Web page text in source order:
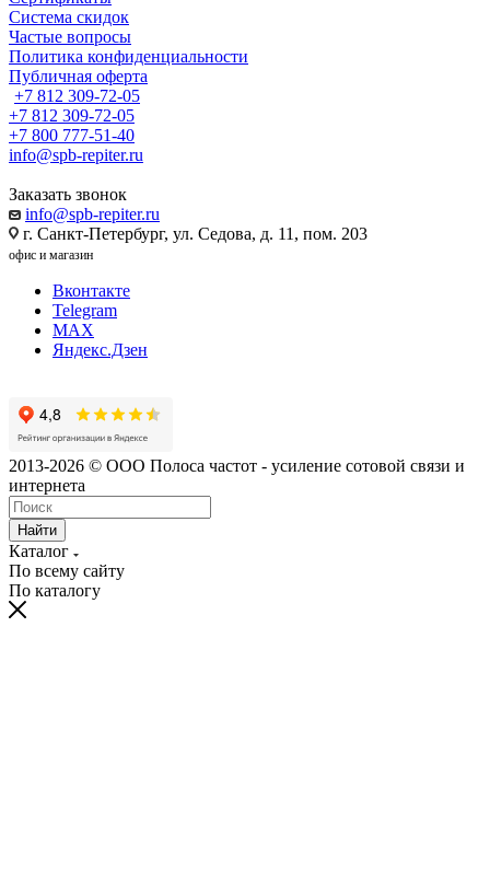
Система скидок
Частые вопросы
Политика конфиденциальности
Публичная оферта
+7 812 309-72-05
+7 812 309-72-05
+7 800 777-51-40
info@spb-repiter.ru
Заказать звонок
info@spb-repiter.ru
г. Санкт-Петербург, ул. Седова, д. 11, пом. 203
офис и магазин
Вконтакте
Telegram
MAX
Яндекс.Дзен
2013-2026 © ООО Полоса частот - усиление сотовой связи и
интернета
Найти
Каталог
По всему сайту
По каталогу